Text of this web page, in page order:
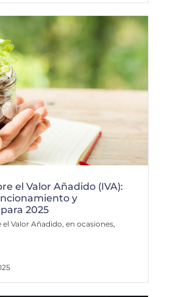
el Valor Añadido (IVA):
y
2025
Valor Añadido, en ocasiones,